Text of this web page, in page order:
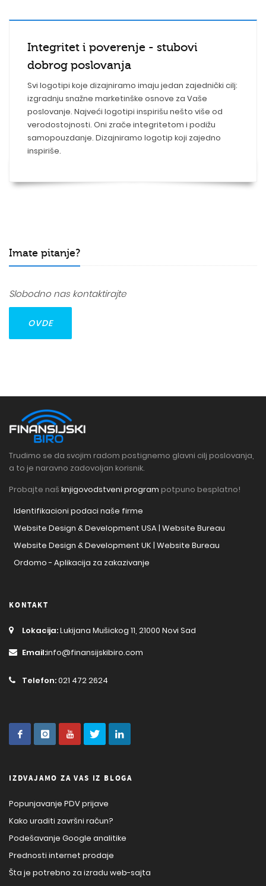
Integritet i poverenje - stubovi
dobrog poslovanja
Svi logotipi koje dizajniramo imaju jedan zajednički cilj:
izgradnju snažne marketinške osnove za Vaše
poslovanje. Najveći logotipi inspirišu nešto više od
verodostojnosti. Oni zrače integritetom i podižu
samopouzdanje. Dizajniramo logotip koji zajedno
inspiriše.
Imate pitanje?
Slobodno nas kontaktirajte
OVDE
Trudimo se da svojim radom postignemo glavni cilj poslovanja,
a to je naravno zadovoljan korisnik.
Probajte naš knjigovodstveni program potpuno besplatno!
Identifikacioni podaci naše firme
Website Design & Development USA | Website Bureau
Website Design & Development UK | Website Bureau
Ordomo - Aplikacija za zakazivanje
KONTAKT
Lokacija:Lukijana Mušickog 11, 21000 Novi Sad
Email:info@finansijskibiro.com
Telefon:021 472 2624
IZDVAJAMO ZA VAS IZ BLOGA
Popunjavanje PDV prijave
Kako uraditi završni račun?
Podešavanje Google analitike
Prednosti internet prodaje
Šta je potrebno za izradu web-sajta